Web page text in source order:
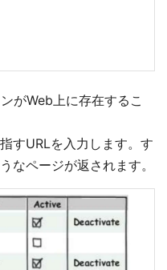
がWeb上に存在するこ
すURLを入力します。す
なページが返されます。